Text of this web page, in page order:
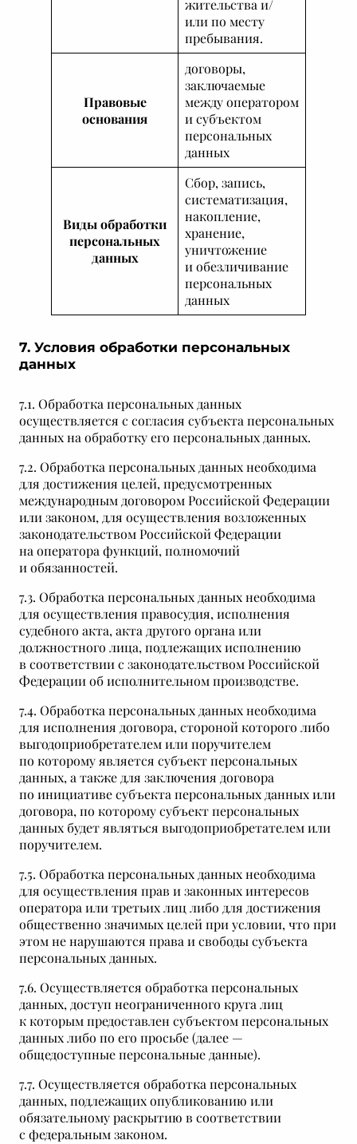
жительства и/
или по месту
пребывания.
Правовые
основания
договоры,
заключаемые
между оператором
и субъектом
персональных
данных
Виды обработки
персональных
данных
Сбор, запись,
систематизация,
накопление,
хранение,
уничтожение
и обезличивание
персональных
данных
7. Условия обработки персональных
данных
7.1. Обработка персональных данных
осуществляется с согласия субъекта персональных
данных на обработку его персональных данных.
7.2. Обработка персональных данных необходима
для достижения целей, предусмотренных
международным договором Российской Федерации
или законом, для осуществления возложенных
законодательством Российской Федерации
на оператора функций, полномочий
и обязанностей.
7.3. Обработка персональных данных необходима
для осуществления правосудия, исполнения
судебного акта, акта другого органа или
должностного лица, подлежащих исполнению
в соответствии с законодательством Российской
Федерации об исполнительном производстве.
7.4. Обработка персональных данных необходима
для исполнения договора, стороной которого либо
выгодоприобретателем или поручителем
по которому является субъект персональных
данных, а также для заключения договора
по инициативе субъекта персональных данных или
договора, по которому субъект персональных
данных будет являться выгодоприобретателем или
поручителем.
7.5. Обработка персональных данных необходима
для осуществления прав и законных интересов
оператора или третьих лиц либо для достижения
общественно значимых целей при условии, что при
этом не нарушаются права и свободы субъекта
персональных данных.
7.6. Осуществляется обработка персональных
данных, доступ неограниченного круга лиц
к которым предоставлен субъектом персональных
данных либо по его просьбе (далее —
общедоступные персональные данные).
7.7. Осуществляется обработка персональных
данных, подлежащих опубликованию или
обязательному раскрытию в соответствии
с федеральным законом.